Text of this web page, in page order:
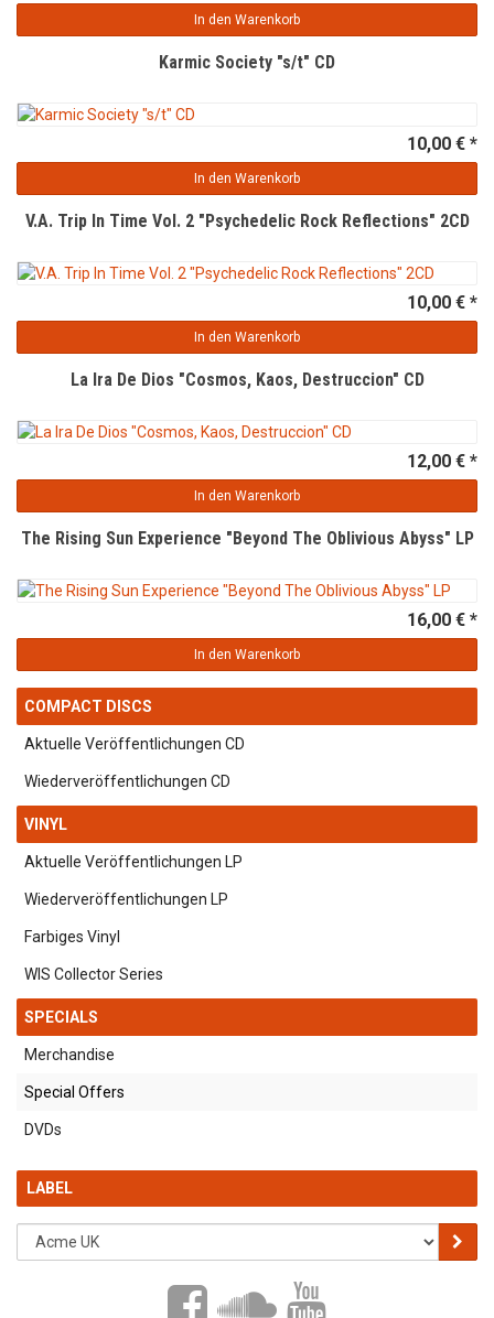
In den Warenkorb
Karmic Society "s/t" CD
10,00 € *
In den Warenkorb
V.A. Trip In Time Vol. 2 "Psychedelic Rock Reflections" 2CD
10,00 € *
In den Warenkorb
La Ira De Dios "Cosmos, Kaos, Destruccion" CD
12,00 € *
In den Warenkorb
The Rising Sun Experience "Beyond The Oblivious Abyss" LP
16,00 € *
In den Warenkorb
COMPACT DISCS
Aktuelle Veröffentlichungen CD
Wiederveröffentlichungen CD
VINYL
Aktuelle Veröffentlichungen LP
Wiederveröffentlichungen LP
Farbiges Vinyl
WIS Collector Series
SPECIALS
Merchandise
Special Offers
DVDs
LABEL